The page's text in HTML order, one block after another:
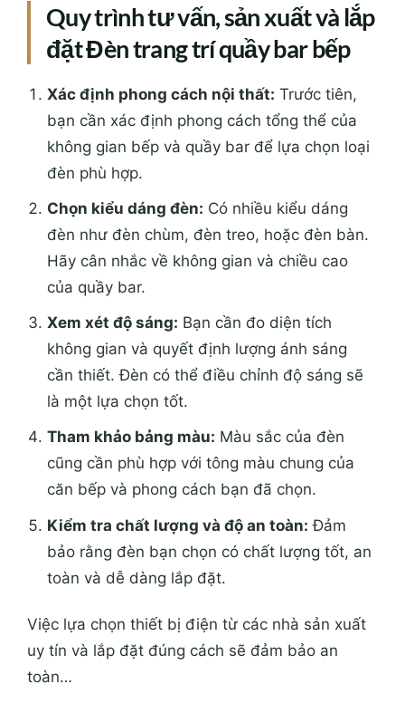
Quy trình tư vấn, sản xuất và lắp
đặt Đèn trang trí quầy bar bếp
Xác định phong cách nội thất: Trước tiên,
bạn cần xác định phong cách tổng thể của
không gian bếp và quầy bar để lựa chọn loại
đèn phù hợp.
Chọn kiểu dáng đèn: Có nhiều kiểu dáng
đèn như đèn chùm, đèn treo, hoặc đèn bàn.
Hãy cân nhắc về không gian và chiều cao
của quầy bar.
Xem xét độ sáng: Bạn cần đo diện tích
không gian và quyết định lượng ánh sáng
cần thiết. Đèn có thể điều chỉnh độ sáng sẽ
là một lựa chọn tốt.
Tham khảo bảng màu: Màu sắc của đèn
cũng cần phù hợp với tông màu chung của
căn bếp và phong cách bạn đã chọn.
Kiểm tra chất lượng và độ an toàn: Đảm
bảo rằng đèn bạn chọn có chất lượng tốt, an
toàn và dễ dàng lắp đặt.
Việc lựa chọn thiết bị điện từ các nhà sản xuất
uy tín và lắp đặt đúng cách sẽ đảm bảo an
toàn…